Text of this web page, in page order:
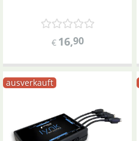
€ 16,90
ausverkauft